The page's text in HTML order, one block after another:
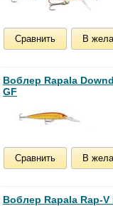
Сравнить В
Воблер Rapala
GF
Сравнить В
Воблер Rapala Rap-V